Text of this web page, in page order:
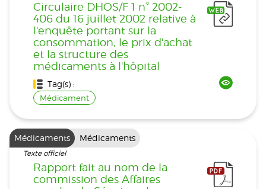
Circulaire DHOS/F 1 n° 2002-
406 du 16 juillet 2002 relative à
l'enquête portant sur la
consommation, le prix d'achat
et la structure des
médicaments à l'hôpital
Tag(s) :
Médicament
Médicaments Médicaments
Texte officiel
Rapport fait au nom de la
commission des Affaires